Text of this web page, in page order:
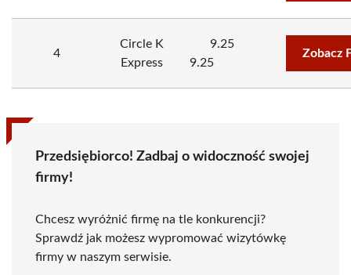
4
Circle K
Express
9.25
9.25
Zobacz
Przedsiębiorco! Zadbaj o widoczność swojej
firmy!
Chcesz wyróżnić firmę na tle konkurencji?
Sprawdź jak możesz wypromować wizytówkę
firmy w naszym serwisie.